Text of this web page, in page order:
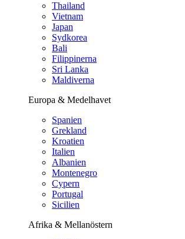
Thailand
Vietnam
Japan
Sydkorea
Bali
Filippinerna
Sri Lanka
Maldiverna
Europa & Medelhavet
Spanien
Grekland
Kroatien
Italien
Albanien
Montenegro
Cypern
Portugal
Sicilien
Afrika & Mellanöstern